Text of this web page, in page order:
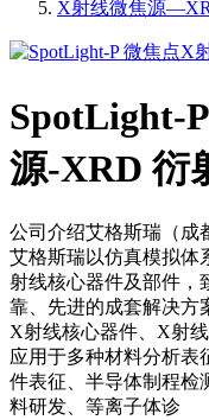
X射线微焦源
SpotLight-
源-XRD 衍
公司介绍艾格斯瑞（成
艾格斯瑞以仿真模拟体
射线核心器件及部件，
靠、先进的成套解决方
X射线核心器件、X射
应用于多种材料分析表
件表征、半导体制程检
料研发、等离子体诊